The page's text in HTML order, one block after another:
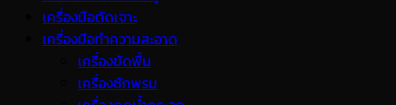
เครื่องมือตัดเจาะ
เครื่องมือทำความสะอาด
เครื่องขัดพื้น
เครื่องซักพรม